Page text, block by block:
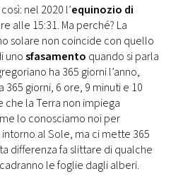
nel 2020 l’equinozio di
alle 15:31. Ma perché? La
solare non coincide con quello
unosfasamento quando si parla
ha 365 giorni l’anno,
365 giorni, 6 ore, 9 minuti e 10
che la Terra non impiega
lo conosciamo noi per
al Sole, ma ci mette 365
differenza fa slittare di qualche
le foglie dagli alberi.